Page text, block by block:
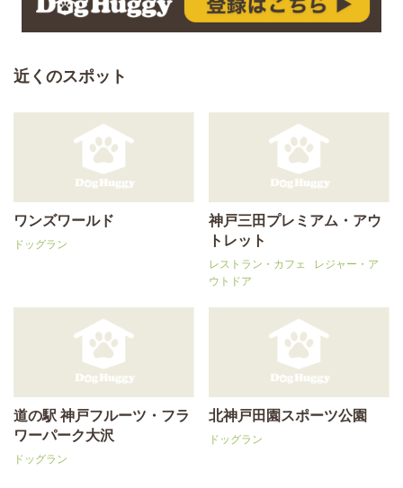
近くのスポット
ワンズワールド
ドッグラン
神戸三田プレミアム・アウ
トレット
レストラン・カフェ
レジャー・ア
ウトドア
道の駅 神戸フルーツ・フラ
ワーパーク大沢
ドッグラン
北神戸田園スポーツ公園
ドッグラン